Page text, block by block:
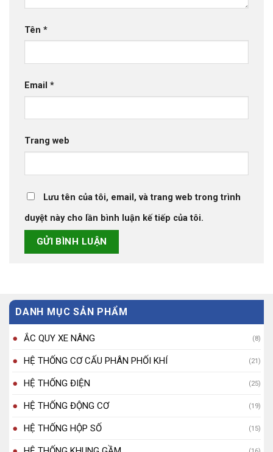
Tên *
Email *
Trang web
Lưu tên của tôi, email, và trang web trong trình
duyệt này cho lần bình luận kế tiếp của tôi.
DANH MỤC SẢN PHẨM
ẮC QUY XE NÂNG (8)
HỆ THỐNG CƠ CẤU PHÂN PHỐI KHÍ (21)
HỆ THỐNG ĐIỆN (25)
HỆ THỐNG ĐỘNG CƠ (19)
HỆ THỐNG HỘP SỐ (15)